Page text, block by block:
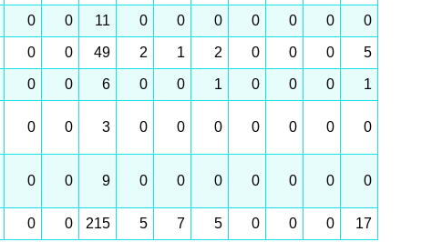
0 0 11 0 0 0 0 0 0 0
0 0 49 2 1 2 0 0 0 5
0 0 6 0 0 1 0 0 0 1
0 0 3 0 0 0 0 0 0 0
0 0 9 0 0 0 0 0 0 0
0 0 215 5 7 5 0 0 0 17